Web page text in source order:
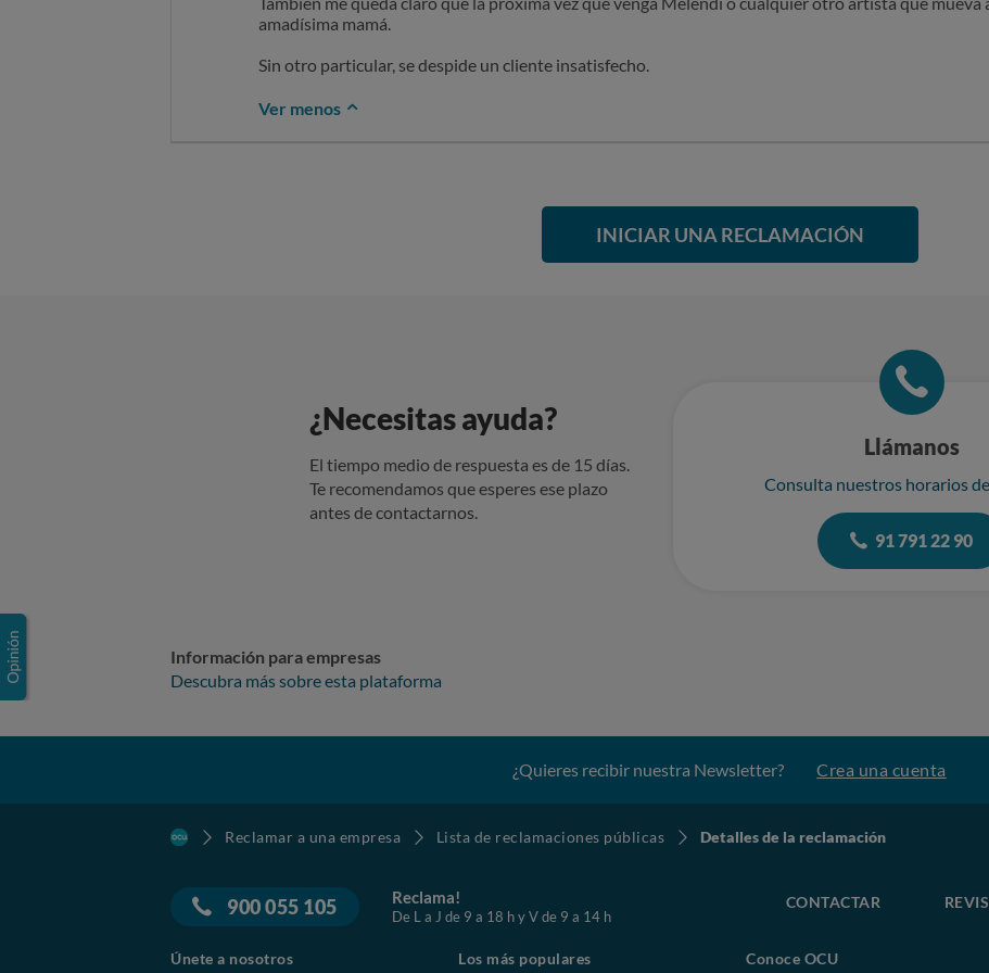
amadísima mamá.
Sin otro particular, se despide un cliente insatisfecho.
Ver menos
INICIAR UNA RECLAMACIÓN
¿Necesitas ayuda?
El tiempo medio de respuesta es de 15 días.
Te recomendamos que esperes ese plazo
antes de contactarnos.
Llámanos
Consulta nuestros horarios
91 791 22 90
Información para empresas
Descubra más sobre esta plataforma
¿Quieres recibir nuestra Newsletter? Crea una cuenta
Reclamar a una empresa Lista de reclamaciones públicas Detalles de la reclamación
900 055 105 Reclama!
De L a J de 9 a 18 h y V de 9 a 14 h
CONTACTAR
Únete a nosotros Los más populares Conoce OCU